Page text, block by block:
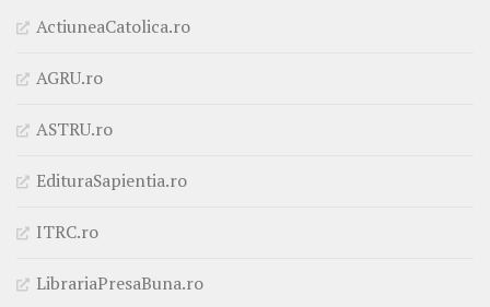
ActiuneaCatolica.ro
AGRU.ro
ASTRU.ro
EdituraSapientia.ro
ITRC.ro
LibrariaPresaBuna.ro